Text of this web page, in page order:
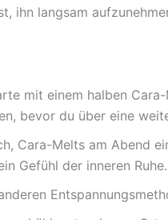
ihn langsam
mit einem halben
bevor du über eine
Cara-Melts am Abend
Gefühl der inneren